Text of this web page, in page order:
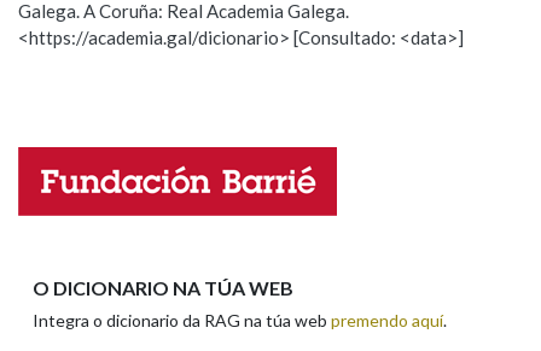
Observación Hai un erro na palabra
Propoño mellorar a definición
Nome
Galega. A Coruña: Real Academia Galega.
<https://academia.gal/dicionario> [Consultado: <data>]
O DICIONARIO NA TÚA WEB
Integra o dicionario da RAG na túa web premendo aquí.